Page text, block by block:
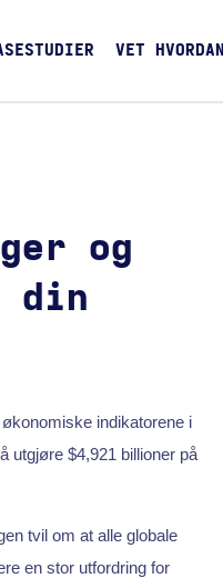
VET HVORDAN
og
din
indikatorene i
utgjøre $4,921 billioner på
tvil om at alle globale
en stor utfordring for